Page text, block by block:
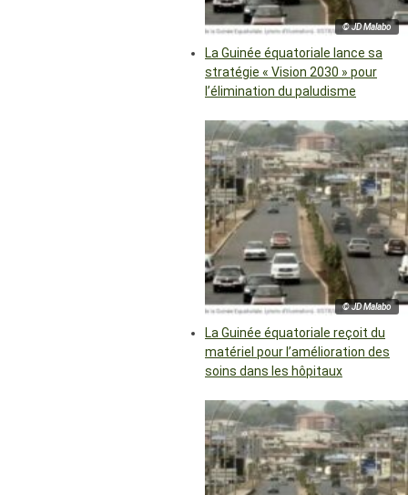
© JD Malabo
La Guinée équatoriale lance sa
stratégie « Vision 2030 » pour
l’élimination du paludisme
© JD Malabo
La Guinée équatoriale reçoit du
matériel pour l’amélioration des
soins dans les hôpitaux